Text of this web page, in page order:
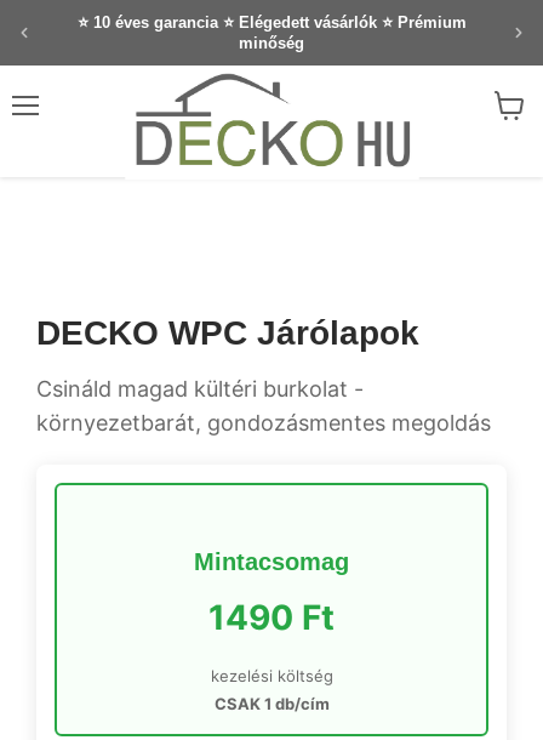
⭐ 10 éves garancia ⭐ Elégedett vásárlók ⭐ Prémium
minőség
DECKO WPC Járólapok
Csináld magad kültéri burkolat -
környezetbarát, gondozásmentes megoldás
Mintacsomag
1490 Ft
kezelési költség
CSAK 1 db/cím